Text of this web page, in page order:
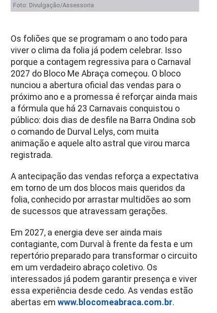
Foto: Divulgação/Assessoria
Os foliões que se programam o ano todo para
viver o clima da folia já podem celebrar. Isso
porque a contagem regressiva para o Carnaval
2027 do Bloco Me Abraça começou. O bloco
nunciou a abertura oficial das vendas para o
próximo ano e a promessa é reforçar ainda mais
a fórmula que há 23 Carnavais conquistou o
público: dois dias de desfile na Barra Ondina sob
o comando de Durval Lelys, com muita
animação e aquele alto astral que virou marca
registrada.
A antecipação das vendas reforça a expectativa
em torno de um dos blocos mais queridos da
folia, conhecido por arrastar multidões ao som
de sucessos que atravessam gerações.
Em 2027, a energia deve ser ainda mais
contagiante, com Durval à frente da festa e um
repertório preparado para transformar o circuito
em um verdadeiro abraço coletivo. Os
interessados já podem garantir presença e viver
essa experiência desde cedo. As vendas estão
abertas emwww.blocomeabraca.com.br.